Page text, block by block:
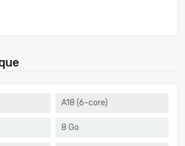
A18 (6-core)
8 Go